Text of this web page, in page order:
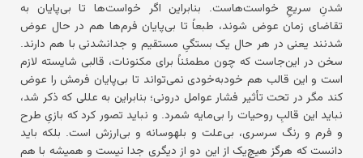
شدنِ سریعِ خواست‌هاست. بنابراین اگر خواست‌ها تا بی‌پایان به
تقاضای زمان عوض شوند، طبعاً تا بی‌پایان فرم‌ها هم در حال عوض
شدنند یعنی در هر حال یک بستگیِ مستقیم و جدانشدنی با هم دارند.
سخن در این‌جاست که چون مطمئناً برای مکنونات، قالبی شایسته لازم
است و این قالب هم خودبه‌خودی نمی‌تواند تا بی‌پایان فرمش را عوض
کند مگر در تحت تأثیر فشار عوامل درونی؛ بنابراین به عللی که ذکر شد،
نباید این قالبِ روحیات را بی‌مایه شمرد. و نباید تصور کرد که بازیِ طرح
و فرم و رنگ سرسری، بی‌علت و بلهوسانه و بی‌ارزش است. بلکه باید
دانست که هرگز هیچ‌یک از این دو از دیگری جدا نیست و همیشه با هم